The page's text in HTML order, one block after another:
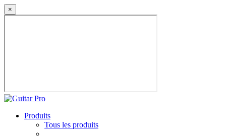
×
Produits
Tous les produits